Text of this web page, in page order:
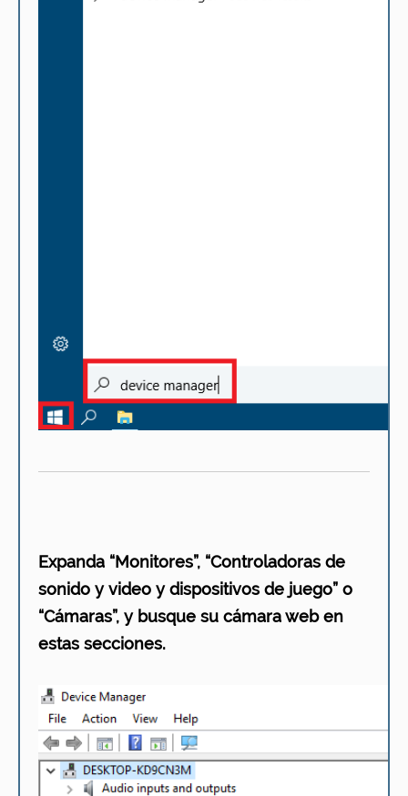
Expanda “Monitores”, “Controladoras de
sonido y video y dispositivos de juego” o
“Cámaras”, y busque su cámara web en
estas secciones.